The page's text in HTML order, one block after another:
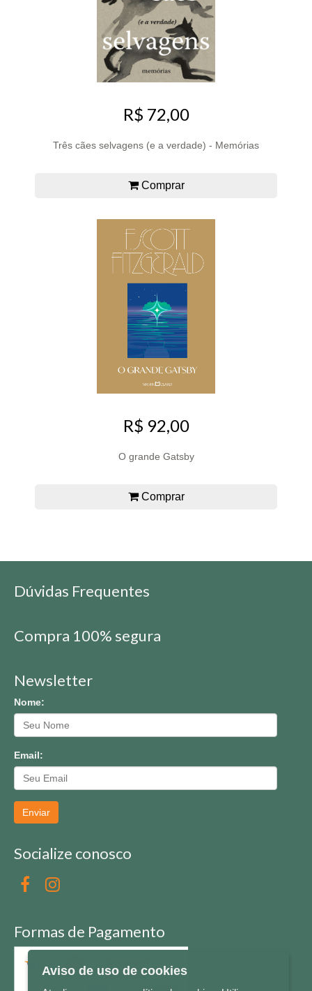
R$ 72,00
Três cães selvagens (e a verdade) - Memórias
Comprar
R$ 92,00
O grande Gatsby
Comprar
Dúvidas Frequentes
Compra 100% segura
Newsletter
Nome:
Email:
Enviar
Socialize conosco
Formas de Pagamento
Aviso de uso de cookies